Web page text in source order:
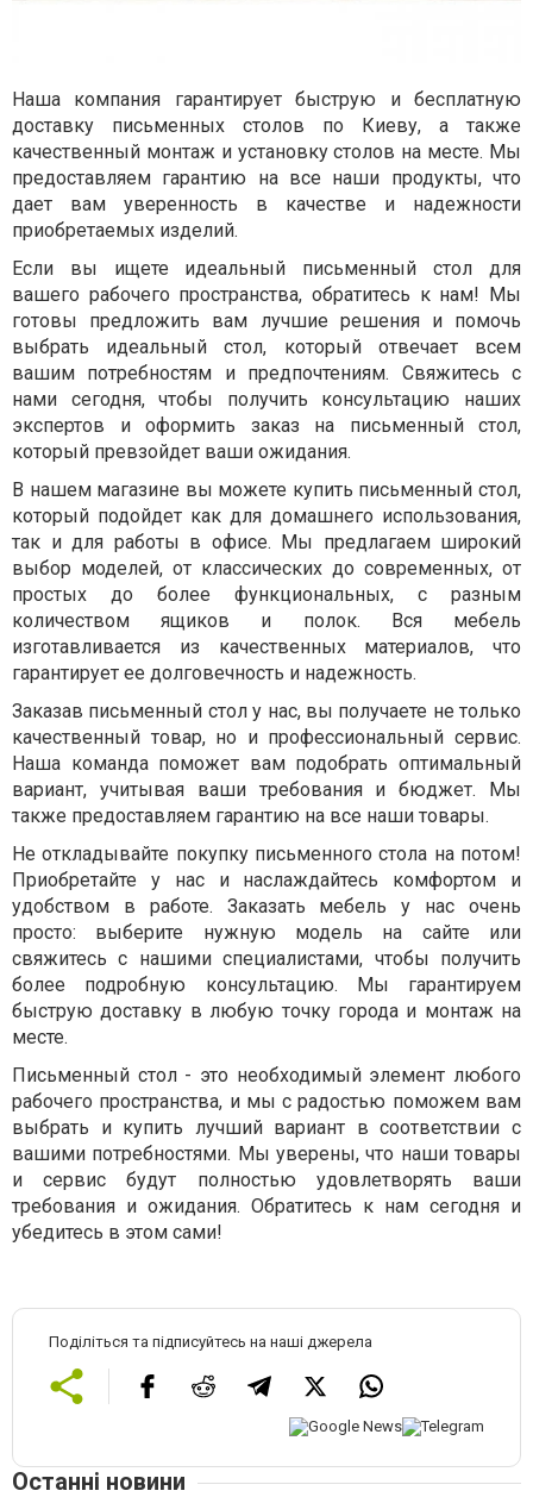
Наша компания гарантирует быструю и бесплатную
доставку письменных столов по Киеву, а также
качественный монтаж и установку столов на месте. Мы
предоставляем гарантию на все наши продукты, что
дает вам уверенность в качестве и надежности
приобретаемых изделий.
Если вы ищете идеальный письменный стол для
вашего рабочего пространства, обратитесь к нам! Мы
готовы предложить вам лучшие решения и помочь
выбрать идеальный стол, который отвечает всем
вашим потребностям и предпочтениям. Свяжитесь с
нами сегодня, чтобы получить консультацию наших
экспертов и оформить заказ на письменный стол,
который превзойдет ваши ожидания.
В нашем магазине вы можете купить письменный стол,
который подойдет как для домашнего использования,
так и для работы в офисе. Мы предлагаем широкий
выбор моделей, от классических до современных, от
простых до более функциональных, с разным
количеством ящиков и полок. Вся мебель
изготавливается из качественных материалов, что
гарантирует ее долговечность и надежность.
Заказав письменный стол у нас, вы получаете не только
качественный товар, но и профессиональный сервис.
Наша команда поможет вам подобрать оптимальный
вариант, учитывая ваши требования и бюджет. Мы
также предоставляем гарантию на все наши товары.
Не откладывайте покупку письменного стола на потом!
Приобретайте у нас и наслаждайтесь комфортом и
удобством в работе. Заказать мебель у нас очень
просто: выберите нужную модель на сайте или
свяжитесь с нашими специалистами, чтобы получить
более подробную консультацию. Мы гарантируем
быструю доставку в любую точку города и монтаж на
месте.
Письменный стол - это необходимый элемент любого
рабочего пространства, и мы с радостью поможем вам
выбрать и купить лучший вариант в соответствии с
вашими потребностями. Мы уверены, что наши товары
и сервис будут полностью удовлетворять ваши
требования и ожидания. Обратитесь к нам сегодня и
убедитесь в этом сами!
Поділіться та підписуйтесь на наші джерела
Останні новини